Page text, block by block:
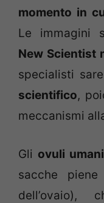
momento in
Le immagini
New Scientist
specialisti
scientifico,
meccanismi
Gli ovuli umani
sacche
dell’ovaio),